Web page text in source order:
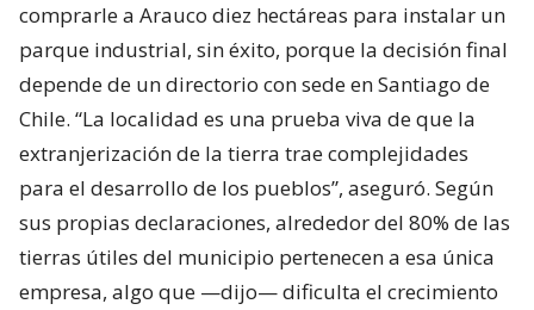
comprarle a Arauco diez hectáreas para instalar un
parque industrial, sin éxito, porque la decisión final
depende de un directorio con sede en Santiago de
Chile. “La localidad es una prueba viva de que la
extranjerización de la tierra trae complejidades
para el desarrollo de los pueblos”, aseguró. Según
sus propias declaraciones, alrededor del 80% de las
tierras útiles del municipio pertenecen a esa única
empresa, algo que —dijo— dificulta el crecimiento